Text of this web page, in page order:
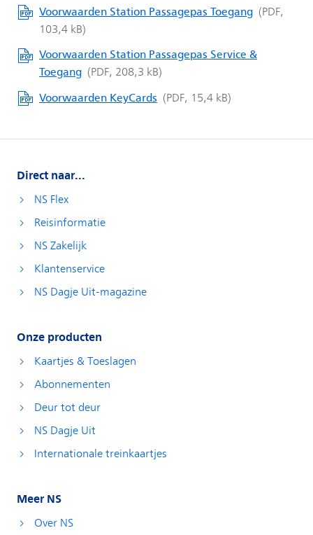
Direct naar...
NS Flex
Reisinformatie
NS Zakelijk
Klantenservice
NS Dagje Uit-magazine
Onze producten
Kaartjes & Toeslagen
Abonnementen
Deur tot deur
NS Dagje Uit
Internationale treinkaartjes
Meer NS
Over NS